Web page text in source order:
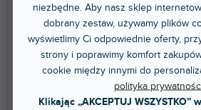
niezbędne. Aby nasz sklep
dobrany zestaw, używamy plików
wyświetlimy Ci odpowiednie oferty,
strony i poprawimy komfort
cookie między innymi do
polityka
Klikając „AKCEPTUJ WSZYSTKO”
🔥 WYPRZEDAŻ SEZONOWA
Nylon Molle L brown
🔥
Kožené